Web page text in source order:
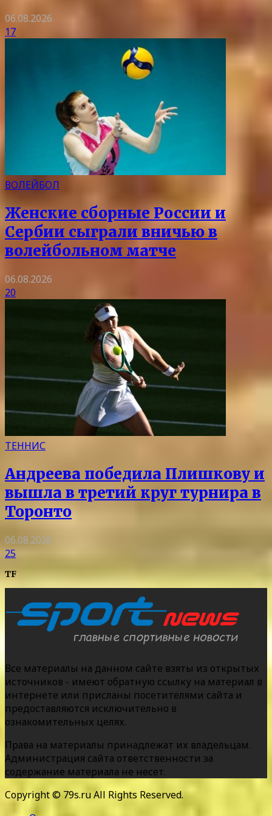
06.08.2026
17
ВОЛЕЙБОЛ
Женские сборные России и
Сербии сыграли вничью в
волейбольном матче
06.08.2026
20
ТЕННИС
Андреева победила Плишкову и
вышла в третий круг турнира в
Торонто
06.08.2026
25
TF
Все материалы на данном сайте взяты из открытых
источников - имеют обратную ссылку на материал в
интернете или присланы посетителями сайта и
предоставляются исключительно в
ознакомительных целях.
Права на материалы принадлежат их владельцам.
Администрация сайта ответственности за
содержание материала не несет.
Copyright © 79s.ru All Rights Reserved.